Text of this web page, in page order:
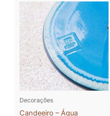
Decorações
Candeeiro – Água